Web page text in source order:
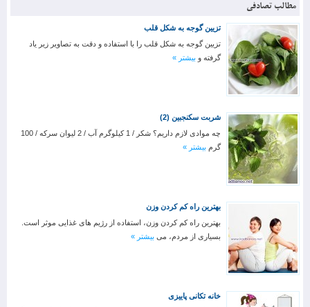
مطالب تصادفی
تزیین گوجه به شکل قلب
تزیین گوجه به شکل قلب را با استفاده و دقت به تصاویر زیر یاد
گرفته و بیشتر »
شربت سکنجبین (2)
چه موادی لازم داریم؟ شکر / 1 کیلوگرم آب / 2 لیوان سرکه / 100
گرم بیشتر »
بهترین راه کم کردن وزن
بهترین راه کم کردن وزن، استفاده از رژیم های غذایی موثر است.
بسیاری از مردم، می بیشتر »
خانه تکانی پاییزی